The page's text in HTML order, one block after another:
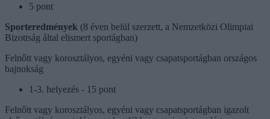
5 pont
Sporteredmények (8 éven belül szerzett, a Nemzetközi Olimpiai
Bizottság által elismert sportágban)
Felnőtt vagy korosztályos, egyéni vagy csapatsportágban országos
bajnokság
1-3. helyezés - 15 pont
Felnőtt vagy korosztályos, egyéni vagy csapatsportágban igazolt